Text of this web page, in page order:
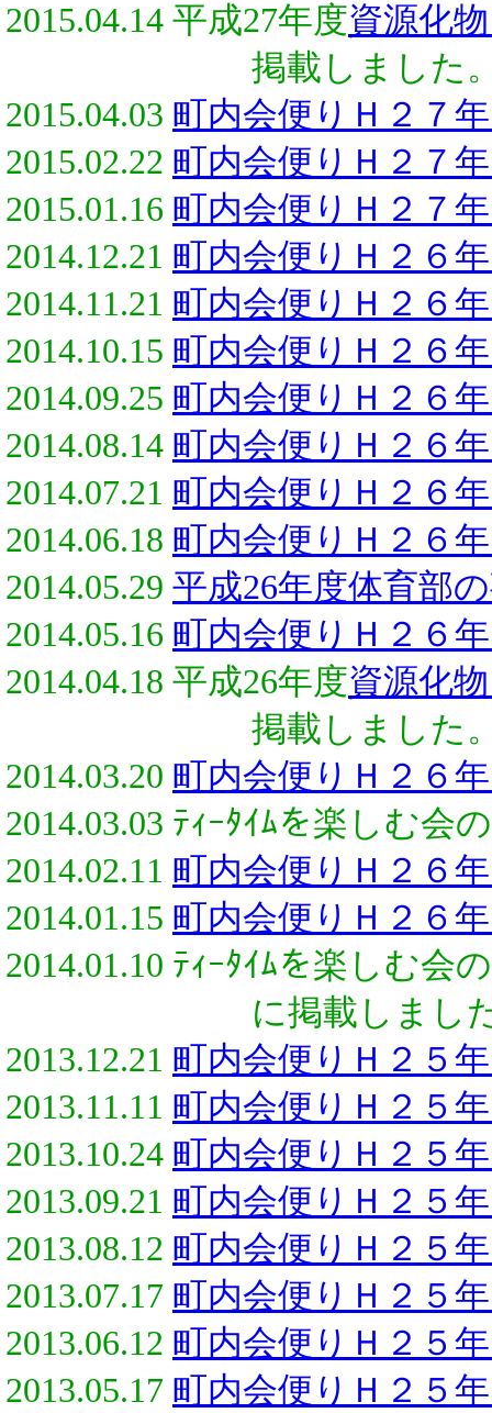
2015.04.14 平成27年度資源化
掲載しました
2015.04.03 町内会便りＨ２７
2015.02.22 町内会便りＨ２７
2015.01.16 町内会便りＨ２７
2014.12.21 町内会便りＨ２６
2014.11.21 町内会便りＨ２６
2014.10.15 町内会便りＨ２６
2014.09.25 町内会便りＨ２６
2014.08.14 町内会便りＨ２６
2014.07.21 町内会便りＨ２６
2014.06.18 町内会便りＨ２６
2014.05.29 平成26年度体育部
2014.05.16 町内会便りＨ２６
2014.04.18 平成26年度資源化
掲載しました
2014.03.20 町内会便りＨ２６
2014.03.03 ﾃｨｰﾀｲﾑを楽しむ会の
2014.02.11 町内会便りＨ２６
2014.01.15 町内会便りＨ２６
2014.01.10 ﾃｨｰﾀｲﾑを楽しむ
に掲載しました
2013.12.21 町内会便りＨ２５
2013.11.11 町内会便りＨ２５
2013.10.24 町内会便りＨ２５
2013.09.21 町内会便りＨ２５
2013.08.12 町内会便りＨ２５
2013.07.17 町内会便りＨ２５
2013.06.12 町内会便りＨ２５
2013.05.17 町内会便りＨ２５